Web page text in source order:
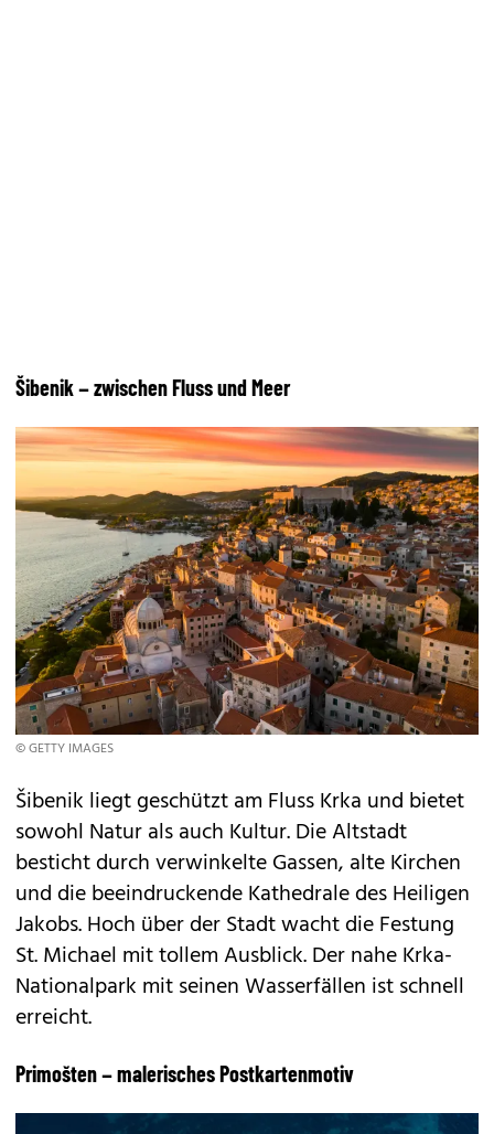
Šibenik – zwischen Fluss und Meer
© GETTY IMAGES
Šibenik liegt geschützt am Fluss Krka und bietet
sowohl Natur als auch Kultur. Die Altstadt
besticht durch verwinkelte Gassen, alte Kirchen
und die beeindruckende Kathedrale des Heiligen
Jakobs. Hoch über der Stadt wacht die Festung
St. Michael mit tollem Ausblick. Der nahe Krka-
Nationalpark mit seinen Wasserfällen ist schnell
erreicht.
Primošten – malerisches Postkartenmotiv